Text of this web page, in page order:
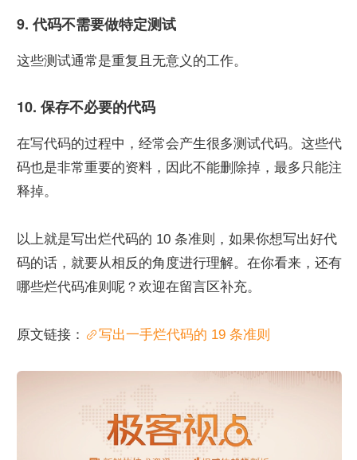
9. 代码不需要做特定测试
这些测试通常是重复且无意义的工作。
10. 保存不必要的代码
在写代码的过程中，经常会产生很多测试代码。这些代
码也是非常重要的资料，因此不能删除掉，最多只能注
释掉。
以上就是写出烂代码的 10 条准则，如果你想写出好代
码的话，就要从相反的角度进行理解。在你看来，还有
哪些烂代码准则呢？欢迎在留言区补充。
原文链接： 写出一手烂代码的 19 条准则